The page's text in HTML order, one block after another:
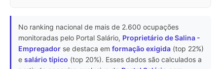
No ranking nacional de mais de 2.600 ocupações
monitoradas pelo Portal Salário, Proprietário de Salina -
Empregador se destaca em formação exigida (top 22%)
e salário típico (top 20%). Esses dados são calculados a